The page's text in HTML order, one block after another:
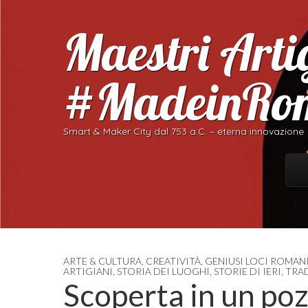
Maestri
Smart & Maker City dal 753 a.C. – eterna innovazione
ARTE & CULTURA CREATIVITÀ GENIUSI LOCI ROMANI
ARTIGIANI STORIA DEI LUOGHI STORIE DI IERI
Scoperta in un